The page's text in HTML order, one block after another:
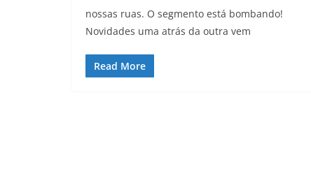
nossas ruas. O segmento está bombando!
Novidades uma atrás da outra vem
Read More